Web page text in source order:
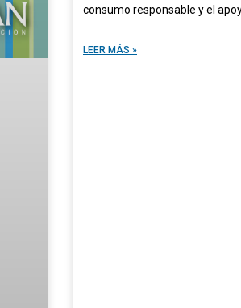
consumo responsable y el
LEER MÁS »